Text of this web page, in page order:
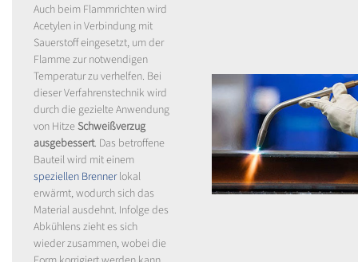
Auch beim Flammrichten wird
Acetylen in Verbindung mit
Sauerstoff eingesetzt, um der
Flamme zur notwendigen
Temperatur zu verhelfen. Bei
dieser Verfahrenstechnik wird
durch die gezielte Anwendung
von Hitze Schweißverzug
ausgebessert. Das betroffene
Bauteil wird mit einem
speziellen Brennerlokal
erwärmt, wodurch sich das
Material ausdehnt. Infolge des
Abkühlens zieht es sich
wieder zusammen, wobei die